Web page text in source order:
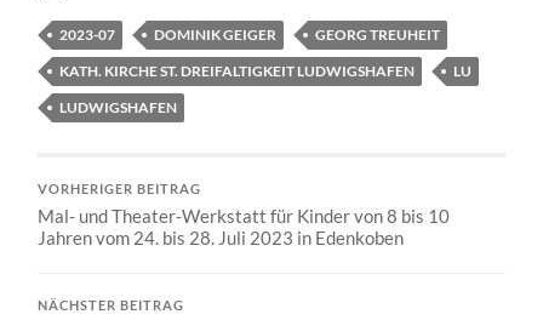
2023-07 DOMINIK GEIGER
GEORG TREUHEIT
KATH. KIRCHE ST. DREIFALTIGKEIT LUDWIGSHAFEN
LU
LUDWIGSHAFEN
VORHERIGER BEITRAG
Mal- und Theater-Werkstatt für Kinder von 8 bis 10
Jahren vom 24. bis 28. Juli 2023 in Edenkoben
NÄCHSTER BEITRAG